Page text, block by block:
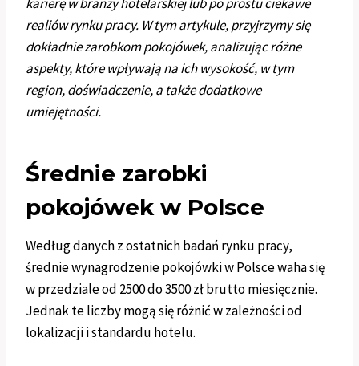
realiów rynku pracy. W tym artykule, przyjrzymy się
dokładnie zarobkom pokojówek, analizując różne
aspekty, które wpływają na ich wysokość, w tym
region, doświadczenie, a także dodatkowe
umiejętności.
Średnie zarobki
pokojówek w Polsce
Według danych z ostatnich badań rynku pracy,
średnie wynagrodzenie pokojówki w Polsce waha się
w przedziale od 2500 do 3500 zł brutto miesięcznie.
Jednak te liczby mogą się różnić w zależności od
lokalizacji i standardu hotelu.